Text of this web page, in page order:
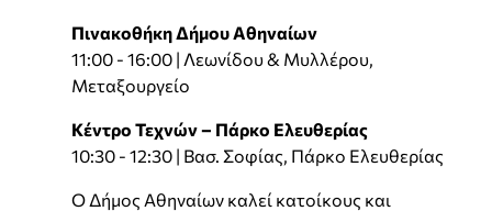
Πινακοθήκη Δήμου Αθηναίων
11:00 - 16:00 | Λεωνίδου & Μυλλέρου,
Μεταξουργείο
Κέντρο Τεχνών – Πάρκο Ελευθερίας
10:30 - 12:30 | Βασ. Σοφίας, Πάρκο Ελευθερίας
Ο Δήμος Αθηναίων καλεί κατοίκους και